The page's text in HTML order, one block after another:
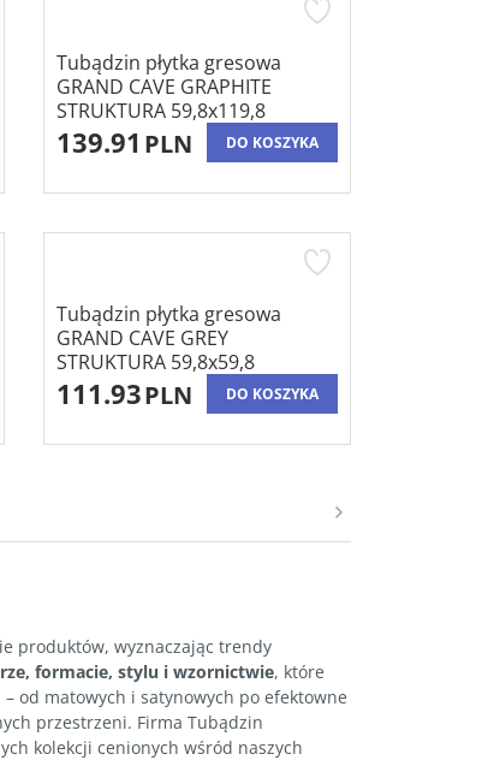
Tubądzin płytka gresowa
GRAND CAVE GRAPHITE
STRUKTURA 59,8x119,8
139.91 PLN DO KOSZYKA
Tubądzin płytka gresowa
GRAND CAVE GREY
STRUKTURA 59,8x59,8
111.93PLN DO KOSZYKA
produktów, wyznaczając trendy
formacie, stylu i wzornictwie, które
od matowych i satynowych po efektowne
przestrzeni. Firma Tubądzin
kolekcji cenionych wśród naszych